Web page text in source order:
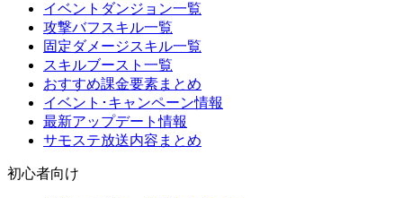
イベントダンジョン一覧
攻撃バフスキル一覧
固定ダメージスキル一覧
スキルブースト一覧
おすすめ課金要素まとめ
イベント･キャンペーン情報
最新アップデート情報
サモステ放送内容まとめ
初心者向け